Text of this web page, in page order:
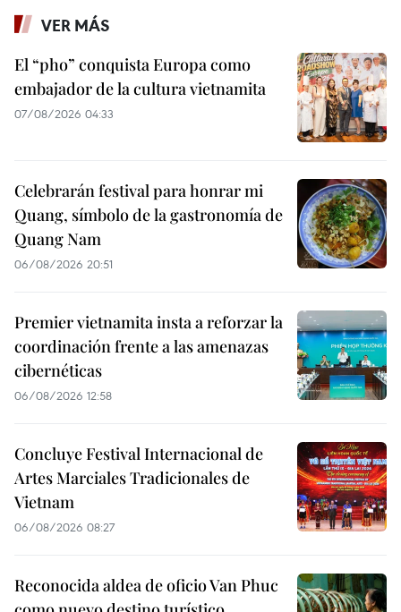
VER MÁS
El “pho” conquista Europa como
embajador de la cultura vietnamita
07/08/2026 04:33
Celebrarán festival para honrar mi
Quang, símbolo de la gastronomía de
Quang Nam
06/08/2026 20:51
Premier vietnamita insta a reforzar la
coordinación frente a las amenazas
cibernéticas
06/08/2026 12:58
Concluye Festival Internacional de
Artes Marciales Tradicionales de
Vietnam
06/08/2026 08:27
Reconocida aldea de oficio Van Phuc